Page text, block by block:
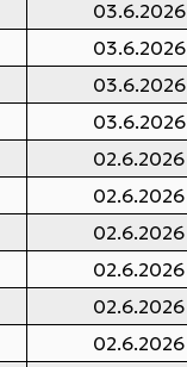
03.6.2026
03.6.2026
03.6.2026
03.6.2026
02.6.2026
02.6.2026
02.6.2026
02.6.2026
02.6.2026
02.6.2026